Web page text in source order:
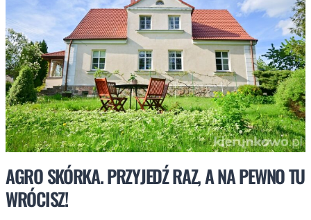
AGRO SKÓRKA. PRZYJEDŹ RAZ, A NA PEWNO TU
WRÓCISZ!